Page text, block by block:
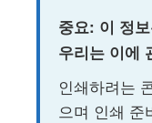
중요: 이 정
우리는 이에
인쇄하려는
으며 인쇄 준